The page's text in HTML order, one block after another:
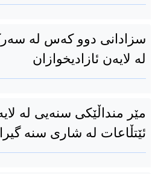
سزادانی دوو کەس لە
لە لایەن ئازادیخوازان
مێر منداڵێکی سنەیی لە
ئێتڵاعات لە شاری سنە گیرا